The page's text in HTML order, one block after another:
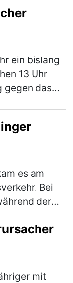
ein bislang
13 Uhr
gegen das
es am
Bei
der
e…(mehr)
mit